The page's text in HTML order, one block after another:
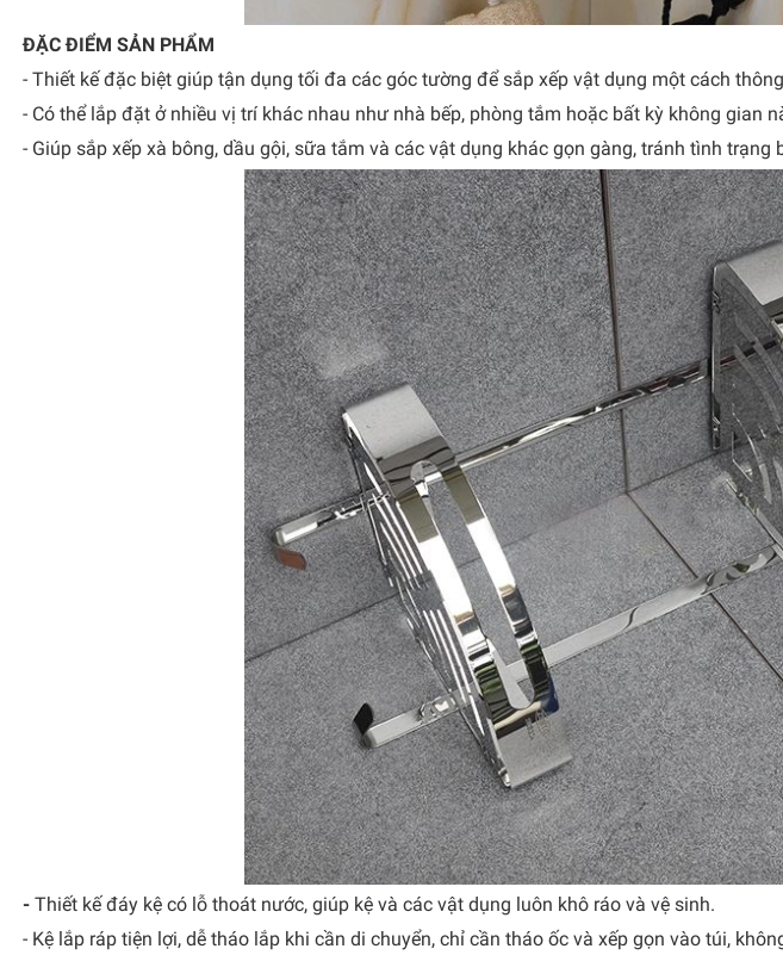
ĐẶC ĐIỂM SẢN PHẨM
- Thiết kế đặc biệt giúp tận dụng tối đa các góc tường để sắp xếp vật dụng một cách
- Có thể lắp đặt ở nhiều vị trí khác nhau như nhà bếp, phòng tắm hoặc bất kỳ không gian
- Giúp sắp xếp xà bông, dầu gội, sữa tắm và các vật dụng khác gọn gàng, tránh tình trạng
- Thiết kế đáy kệ có lỗ thoát nước, giúp kệ và các vật dụng luôn khô ráo và vệ sinh.
- Kệ lắp ráp tiện lợi, dễ tháo lắp khi cần di chuyển, chỉ cần tháo ốc và xếp gọn vào túi,